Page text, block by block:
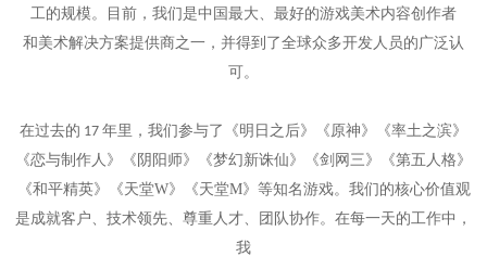
工的规模。目前，我们是中国最大、最好的游戏美术内容创作者
和美术解决方案提供商之一 ， 并得到了全球众多开发人员的广泛认
可。
在过去的 17 年里，我们参与了《明日之后》《原神》《率土之滨》
《恋与制作人》《阴阳师》《梦幻新诛仙》《剑网三》
《第五人格》
《和平精英》《天堂W》《天堂M》 等知名游戏。我们的核心价值观
是成就客户、技术领先、尊重人才、团队协作。 在每一天的工作中，
我